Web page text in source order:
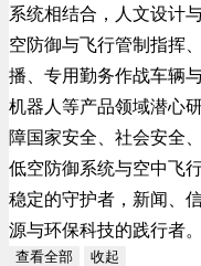
系统相结合，人文设计
空防御与飞行管制指挥
播、专用勤务作战车辆
机器人等产品领域潜心
障国家安全、社会安全
低空防御系统与空中飞
稳定的守护者，新闻、
源与环保科技的践行者。
查看全部 收起